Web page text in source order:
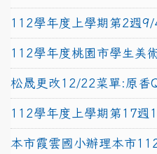
112學年度上學期第2週
112學年度桃園市學生美
松晟更改12/22菜單:原香
112學年度上學期第17週
本市霞雲國小辦理本市